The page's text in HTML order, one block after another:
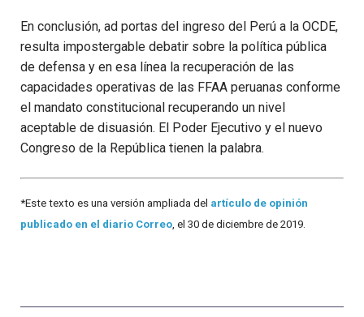
En conclusión, ad portas del ingreso del Perú a la OCDE,
resulta impostergable debatir sobre la política pública
de defensa y en esa línea la recuperación de las
capacidades operativas de las FFAA peruanas conforme
el mandato constitucional recuperando un nivel
aceptable de disuasión. El Poder Ejecutivo y el nuevo
Congreso de la República tienen la palabra.
*Este texto es una versión ampliada del artículo de opinión
publicado en el diario Correo, el 30 de diciembre de 2019.